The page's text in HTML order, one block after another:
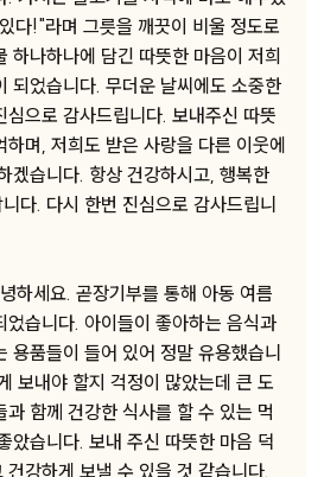
다!"라며 그릇을 깨끗이 비울 정도로
하나하나에 담긴 따뜻한 마음이 저희
되었습니다. 무더운 날씨에도 소중한
심으로 감사드립니다. 보내주신 따뜻
며, 저희도 받은 사랑을 다른 이웃에
겠습니다. 항상 건강하시고, 행복한
다. 다시 한번 진심으로 감사드립니
하세요. 곧장기부를 통해 아동 여름
었습니다. 아이들이 좋아하는 음식과
용품들이 들어 있어 정말 유용했습니
보내야 할지 걱정이 많았는데 큰 도
함께 건강한 식사를 할 수 있는 먹
았습니다. 보내 주신 따뜻한 마음 덕
강하게 보낼 수 있을 것 같습니다.